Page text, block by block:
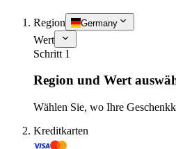
Region Germany
Wert
Schritt 1
Region und Wert
Wählen Sie, wo Ihre
Kreditkarten